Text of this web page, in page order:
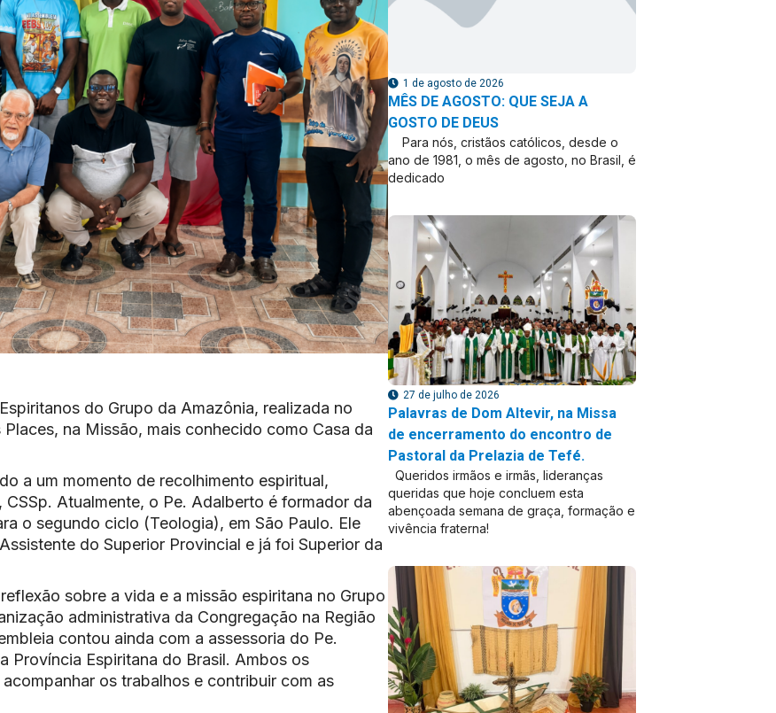
do Grupo da Amazônia, realizada no
na Missão, mais conhecido como Casa da
a um momento de recolhimento espiritual,
Atualmente, o Pe. Adalberto é formador da
o segundo ciclo (Teologia), em São Paulo. Ele
do Superior Provincial e já foi Superior da
sobre a vida e a missão espiritana no Grupo
administrativa da Congregação na Região
contou ainda com a assessoria do Pe.
Província Espiritana do Brasil. Ambos os
os trabalhos e contribuir com as
1 de agosto de 2026
MÊS DE AGOSTO: QUE SEJA A
GOSTO DE DEUS
Para nós, cristãos católicos, desde o
ano de 1981, o mês de agosto, no Brasil, é
dedicado
27 de julho de 2026
Palavras de Dom Altevir, na Missa
de encerramento do encontro de
Pastoral da Prelazia de Tefé.
Queridos irmãos e irmãs, lideranças
queridas que hoje concluem esta
abençoada semana de graça, formação e
vivência fraterna!